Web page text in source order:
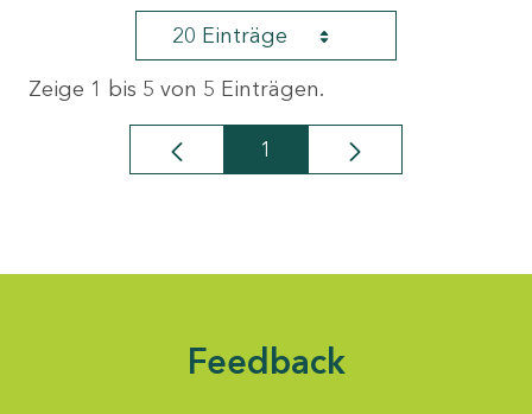
20 Einträge
Zeige 1 bis 5 von 5 Einträgen.
Seite
1
Feedback